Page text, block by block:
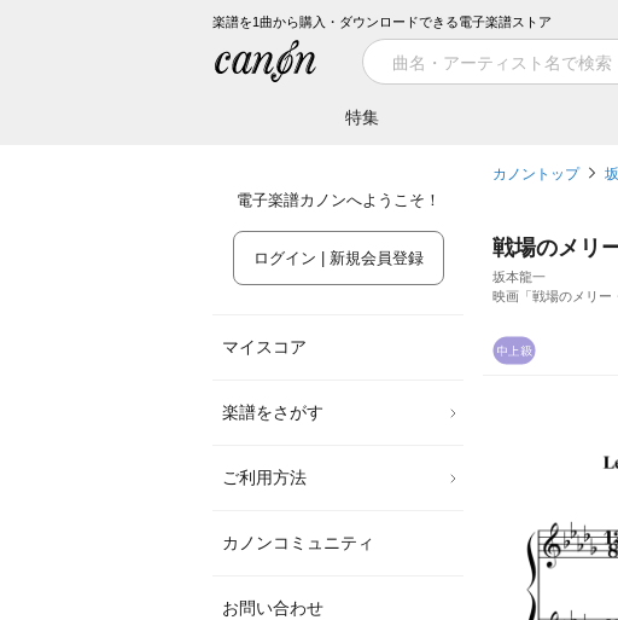
楽譜を1曲から購入・ダウンロードできる電子楽譜ストア
特集
電子楽譜カノンへようこそ！
ログイン | 新規会員登録
マイスコア
楽譜をさがす
ご利用方法
カノンコミュニティ
お問い合わせ
カノントップ
戦場のメリ
坂本龍一
映画「戦場のメリー